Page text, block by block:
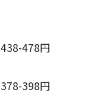
438-478円
378-398円